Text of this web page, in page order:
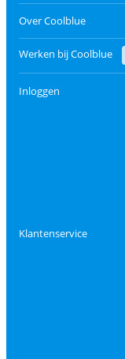
Over Coolblue
Werken bij Coolblue
Inloggen
Klantenservice